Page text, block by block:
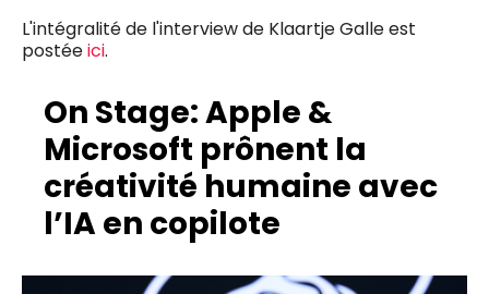
L'intégralité de l'interview de Klaartje Galle est
postéeici.
On Stage: Apple &
Microsoft prônent la
créativité humaine avec
l’IA en copilote